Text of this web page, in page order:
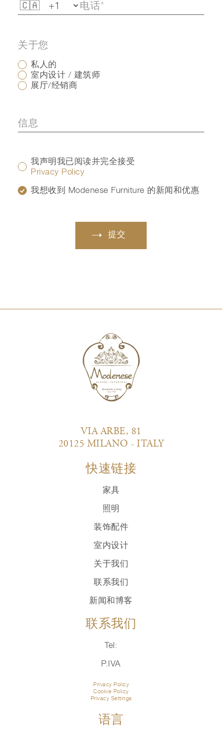
关于您
私人的
室内设计 / 建筑师
展厅/经销商
我声明我已阅读并完全接受
Privacy Policy
我想收到 Modenese Furniture 的新闻和优惠
提交
VIA ARBE, 81
20125 MILANO - ITALY
快速链接
家具
照明
装饰配件
室内设计
关于我们
联系我们
新闻和博客
联系我们
Tel:
P.IVA
Privacy Policy
Cookie Policy
Privacy Settings
语言